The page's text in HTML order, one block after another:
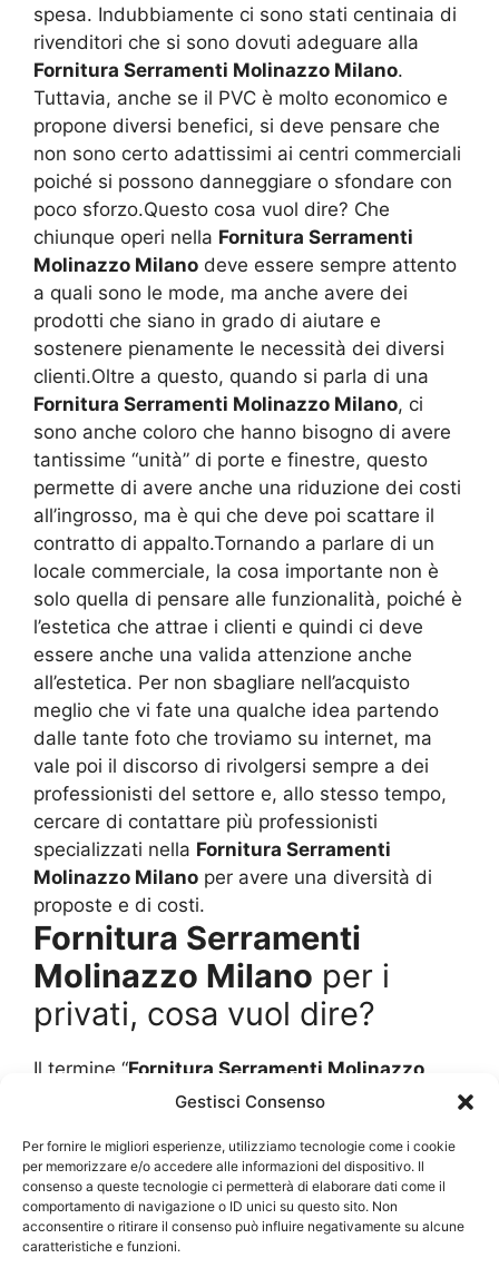
Gestisci Consenso
Per fornire le migliori esperienze, utilizziamo tecnologie come i cookie
per memorizzare e/o accedere alle informazioni del dispositivo. Il
consenso a queste tecnologie ci permetterà di elaborare dati come il
comportamento di navigazione o ID unici su questo sito. Non
acconsentire o ritirare il consenso può influire negativamente su alcune
caratteristiche e funzioni.
spesa. Indubbiamente ci sono stati centinaia di
rivenditori che si sono dovuti adeguare alla
Fornitura Serramenti Molinazzo Milano.
Tuttavia, anche se il PVC è molto economico e
propone diversi benefici, si deve pensare che
non sono certo adattissimi ai centri commerciali
poiché si possono danneggiare o sfondare con
poco sforzo.Questo cosa vuol dire? Che
chiunque operi nella Fornitura Serramenti
Molinazzo Milano deve essere sempre attento
a quali sono le mode, ma anche avere dei
prodotti che siano in grado di aiutare e
sostenere pienamente le necessità dei diversi
clienti.Oltre a questo, quando si parla di una
Fornitura Serramenti Molinazzo Milano, ci
sono anche coloro che hanno bisogno di avere
tantissime “unità” di porte e finestre, questo
permette di avere anche una riduzione dei costi
all’ingrosso, ma è qui che deve poi scattare il
contratto di appalto.Tornando a parlare di un
locale commerciale, la cosa importante non è
solo quella di pensare alle funzionalità, poiché è
l’estetica che attrae i clienti e quindi ci deve
essere anche una valida attenzione anche
all’estetica. Per non sbagliare nell’acquisto
meglio che vi fate una qualche idea partendo
dalle tante foto che troviamo su internet, ma
vale poi il discorso di rivolgersi sempre a dei
professionisti del settore e, allo stesso tempo,
cercare di contattare più professionisti
specializzati nella Fornitura Serramenti
Molinazzo Milano per avere una diversità di
proposte e di costi.
Fornitura Serramenti
Molinazzo Milano per i
privati, cosa vuol dire?
Il termine “Fornitura Serramenti Molinazzo
” è perfetto per indicare una vendita di
cliente. Questo spesso è un mercato che
interessa i grossisti e i rivenditori al minuto,
quindi alle volte ci si trova anche un pochino
“spaesati” quando si parla di unaFornitura